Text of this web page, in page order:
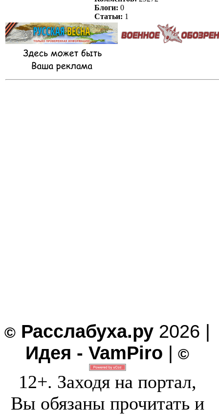
Блоги: 0
Статьи: 1
© Расслабуха.ру 2026 |
Идея - VamPiro | ©
12+. Заходя на портал,
Вы обязаны прочитать и